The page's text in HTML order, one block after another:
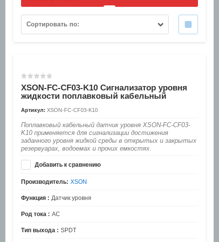
Сортировать по:
XSON-FC-CF03-K10 Сигнализатор уровня
жидкости поплавковый кабельный
Артикул: XSON-FC-CF03-K10
Поплавковый кабельный датчик уровня XSON-FC-CF03-
K10 применяется для сигнализации достижения
заданного уровня жидкой среды в открытых и закрытых
резервуарах, водоемах и прочих емкостях.
Добавить к сравнению
Производитель: XSON
Функция : Датчик уровня
Род тока : AC
Тип выхода : SPDT